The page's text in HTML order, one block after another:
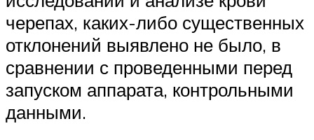
черепах, каких-либо существенных
отклонений выявлено не было, в
сравнении с проведенными перед
запуском аппарата, контрольными
данными.